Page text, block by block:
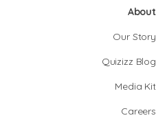
About
Our Story
Quizizz Blog
Media Kit
Careers